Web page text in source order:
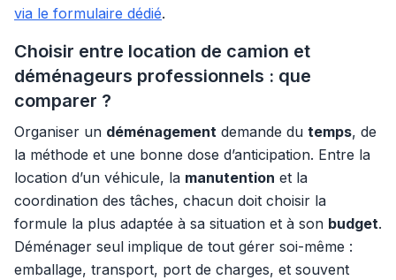
via le formulaire dédié.
Choisir entre location de camion et
déménageurs professionnels : que
comparer ?
Organiser un déménagement demande du temps, de
la méthode et une bonne dose d’anticipation. Entre la
location d’un véhicule, la manutention et la
coordination des tâches, chacun doit choisir la
formule la plus adaptée à sa situation et à son budget.
Déménager seul implique de tout gérer soi-même :
emballage, transport, port de charges, et souvent